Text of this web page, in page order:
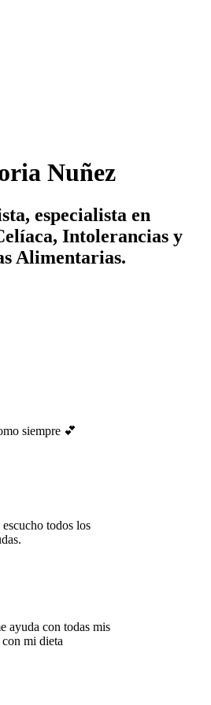
Nuñez
especialista en
Intolerancias y
Alimentarias.
siempre 💕
ayuda con todas mis
mi dieta